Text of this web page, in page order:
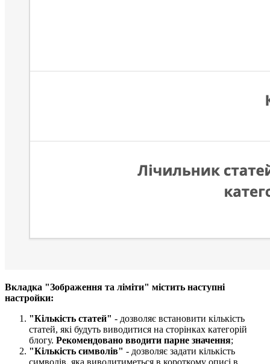
Вкладка "Зображення та ліміти" містить наступні
настройки:​
"Кількість статей​" - дозволяє встановити кількість
статей, які будуть виводитися на сторінках категорій
блогу. Рекомендовано вводити парне значення;
"Кількість символів​" - дозволяє задати кількість
символів, яка виводитиметься в короткому описі в